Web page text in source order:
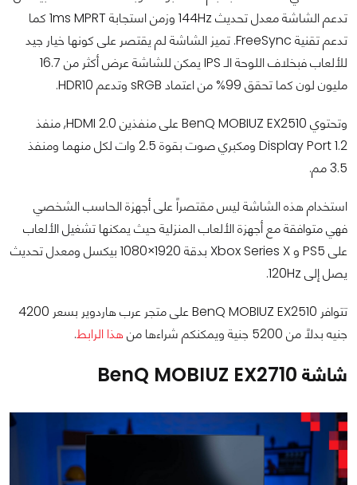
تدعم الشاشة معدل تحديث 144Hz وزمن استجابة 1ms MPRT كما
تدعم تقنية FreeSync. تميز الشاشة لم يقتصر على كونها خيار جيد
للألعاب فبخلاف اللوحة الـ IPS يمكن للشاشة عرض أكثر من 16.7
مليون لون كما تحقق 99% من اعتماد sRGB وتدعم HDR10.
وتحتوي BenQ MOBIUZ EX2510 على منفذين HDMI 2.0, منفذ
Display Port 1.2 ومكبري صوت بقوة 2.5 وات لكل منهما ومنفذ
3.5 مم.
استخدام هذه الشاشة ليس مقتصراً على أجهزة الحاسب الشخصي
فهي متوافقة مع أجهزة الألعاب المنزلية حيث يمكنها تشغيل الألعاب
على PS5 و Xbox Series X بدقة 1920×1080 بيكسل ومعدل تحديث
يصل إلى 120Hz.
تتوافر BenQ MOBIUZ EX2510 على متجر عرب هاردوير بسعر 4200
جنيه بدلاً من 5200 جنية ويمكنكم شراءها من
هذا الرابط.
شاشة BenQ MOBIUZ EX2710